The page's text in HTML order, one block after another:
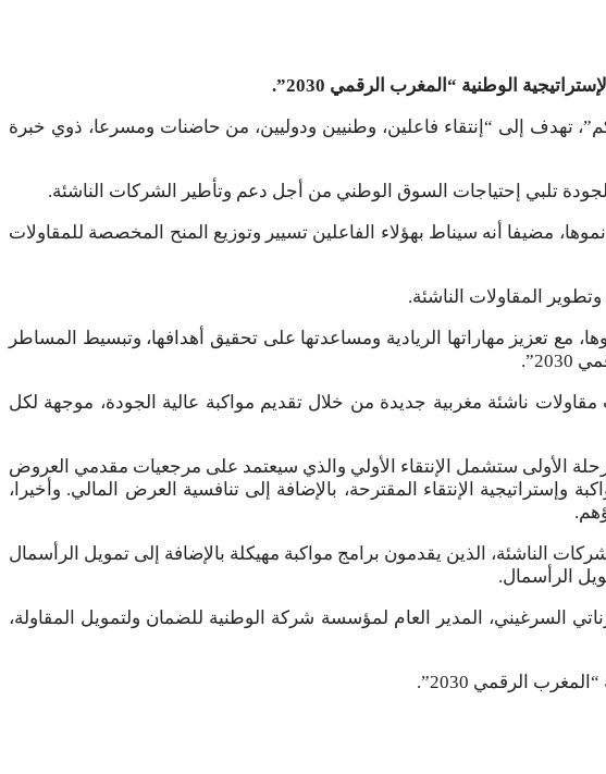
تهدف إلى “إنتقاء فاعلين، وطنيين ودوليين، من حاضنات ومسرعا، ذوي خبرة
تلبي إحتياجات السوق الوطني من أجل دعم وتأطير الشركات الناشئة.
مضيفا أنه سيناط بهؤلاء الفاعلين تسيير وتوزيع المنح المخصصة للمقاولات
المقاولات الناشئة.
تعزيز مهاراتها الريادية ومساعدتها على تحقيق أهدافها، وتبسيط المساطر
مقاولات ناشئة مغربية جديدة من خلال تقديم مواكبة عالية الجودة، موجهة لكل
الأولى ستشمل الإنتقاء الأولي والذي سيعتمد على مرجعيات مقدمي العروض
وإستراتيجية الإنتقاء المقترحة، بالإضافة إلى تنافسية العرض المالي. وأخيرا،
الناشئة، الذين يقدمون برامج مواكبة مهيكلة بالإضافة إلى تمويل الرأسمال
الرأسمال.
السرغيني، المدير العام لمؤسسة شركة الوطنية للضمان ولتمويل المقاولة،
الرقمي 2030”.